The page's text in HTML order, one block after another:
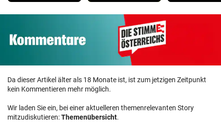
Da dieser Artikel älter als 18 Monate ist, ist zum jetzigen Zeitpunkt
kein Kommentieren mehr möglich.
Wir laden Sie ein, bei einer aktuelleren themenrelevanten Story
mitzudiskutieren:Themenübersicht.